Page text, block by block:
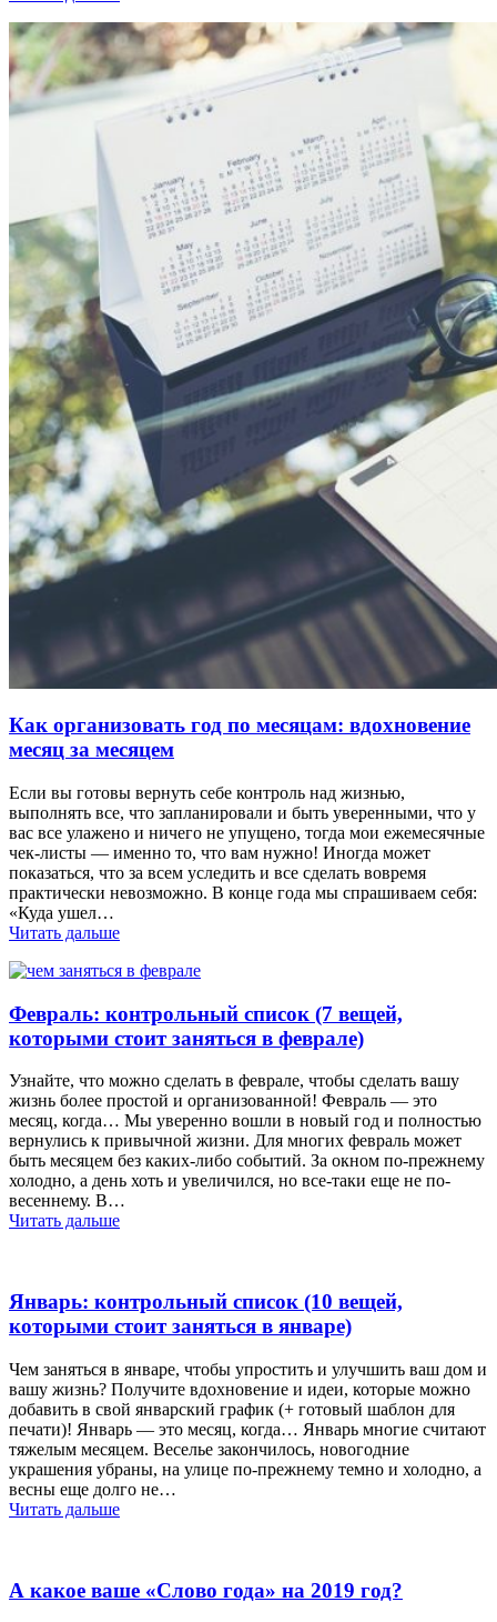
Как организовать год по месяцам: вдохновение
месяц за месяцем
Если вы готовы вернуть себе контроль над жизнью,
выполнять все, что запланировали и быть уверенными, что у
вас все улажено и ничего не упущено, тогда мои ежемесячные
чек-листы — именно то, что вам нужно! Иногда может
показаться, что за всем уследить и все сделать вовремя
практически невозможно. В конце года мы спрашиваем себя:
«Куда ушел…
Читать дальше
Февраль: контрольный список (7 вещей,
которыми стоит заняться в феврале)
Узнайте, что можно сделать в феврале, чтобы сделать вашу
жизнь более простой и организованной! Февраль — это
месяц, когда… Мы уверенно вошли в новый год и полностью
вернулись к привычной жизни. Для многих февраль может
быть месяцем без каких-либо событий. За окном по-прежнему
холодно, а день хоть и увеличился, но все-таки еще не по-
весеннему. В…
Читать дальше
Январь: контрольный список (10 вещей,
которыми стоит заняться в январе)
Чем заняться в январе, чтобы упростить и улучшить ваш дом и
вашу жизнь? Получите вдохновение и идеи, которые можно
добавить в свой январский график (+ готовый шаблон для
печати)! Январь — это месяц, когда… Январь многие считают
тяжелым месяцем. Веселье закончилось, новогодние
украшения убраны, на улице по-прежнему темно и холодно, а
весны еще долго не…
Читать дальше
А какое ваше «Слово года» на 2019 год?